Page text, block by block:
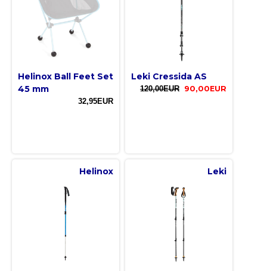
Helinox Ball Feet Set
45 mm
32,95EUR
Leki Cressida AS
120,00EUR 90,00EUR
Helinox Leki